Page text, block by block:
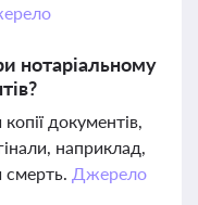
нотаріальному
документів,
наприклад,
смерть. Джерело